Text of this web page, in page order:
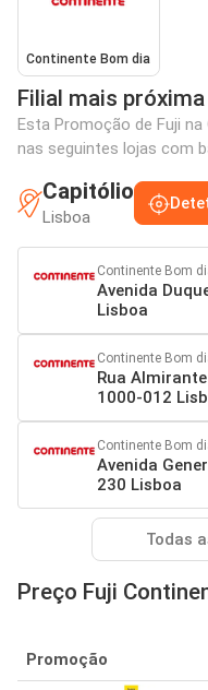
Continente Bom dia
Filial mais
Esta Promoção de Fuji
nas seguintes lojas com
Capitólio
Lisboa
Continente Bom
Avenida
Lisboa
Continente Bom
Rua
1000-012
Continente Bom
Avenida
230 Lisboa
Todas
Preço Fuji
Promoção